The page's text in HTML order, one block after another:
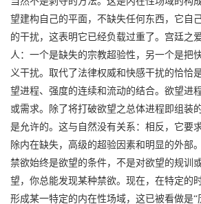
望建构自己的平面，不缺失任何东西，它自
的干扰，这表明它已经负载过重了。宫廷之
人：一个是缺失的宗教超验性，另一个是把
义干扰。取代了法律权威和快感干扰的恰恰
望进程、强度的连续和流动的结合。欲望进
或需求。除了将打破欲望之总体进程即组装
是允许的。这与自然没有关系：相反，它要
除内在缺失，高级的超验因素和明显的外部
禁欲始终是欲望的条件，不是对欲望的规训
望，你总能发现某种禁欲。现在，在特定的
形成某一特定的内在性场域，这已被看做是“